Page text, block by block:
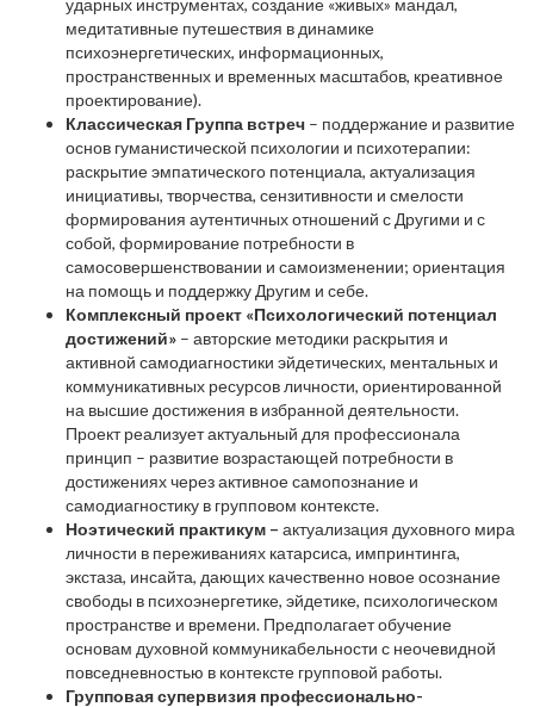
медитативные путешествия в динамике
психоэнергетических, информационных,
пространственных и временных масштабов, креативное
проектирование).
Классическая Группа встреч – поддержание и развитие
основ гуманистической психологии и психотерапии:
раскрытие эмпатического потенциала, актуализация
инициативы, творчества, сензитивности и смелости
формирования аутентичных отношений с Другими и с
собой, формирование потребности в
самосовершенствовании и самоизменении; ориентация
на помощь и поддержку Другим и себе.
Комплексный проект «Психологический потенциал
достижений» – авторские методики раскрытия и
активной самодиагностики эйдетических, ментальных и
коммуникативных ресурсов личности, ориентированной
на высшие достижения в избранной деятельности.
Проект реализует актуальный для профессионала
принцип – развитие возрастающей потребности в
достижениях через активное самопознание и
самодиагностику в групповом контексте.
Ноэтический практикум – актуализация духовного мира
личности в переживаниях катарсиса, импринтинга,
экстаза, инсайта, дающих качественно новое осознание
свободы в психоэнергетике, эйдетике, психологическом
пространстве и времени. Предполагает обучение
основам духовной коммуникабельности с неочевидной
повседневностью в контексте групповой работы.
Групповая супервизия профессионально-